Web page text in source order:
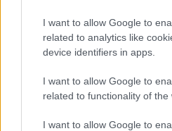
I want to allow Google to
related to analytics like
device identifiers in apps.
I want to allow Google to
related to functionality of the
I want to allow Google to
ΔΙΑΒΑΣΤΕ ΕΠΙΣΗΣ:Σαν να
επιβλητικές Μονές των